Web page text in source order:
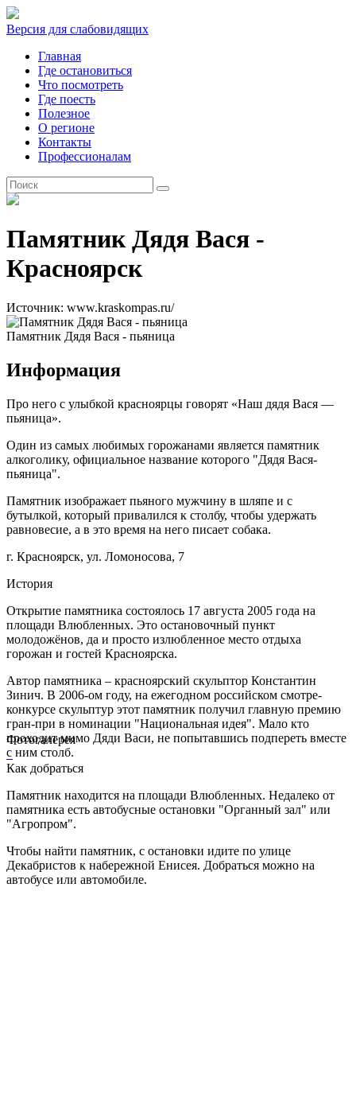
Версия для слабовидящих
Главная
Где остановиться
Что посмотреть
Где поесть
Полезное
О регионе
Контакты
Профессионалам
Памятник Дядя Вася -
Красноярск
Источник: www.kraskompas.ru/
Памятник Дядя Вася - пьяница
Информация
Про него с улыбкой красноярцы говорят «Наш дядя Вася —
пьяница».
Один из самых любимых горожанами является памятник
алкоголику, официальное название которого "Дядя Вася-
пьяница".
Памятник изображает пьяного мужчину в шляпе и с
бутылкой, который привалился к столбу, чтобы удержать
равновесие, а в это время на него писает собака.
г. Красноярск, ул. Ломоносова, 7
История
Открытие памятника состоялось 17 августа 2005 года на
площади Влюбленных. Это остановочный пункт
молодожёнов, да и просто излюбленное место отдыха
горожан и гостей Красноярска.
Автор памятника – красноярский скульптор Константин
Зинич. В 2006-ом году, на ежегодном российском смотре-
конкурсе скульптур этот памятник получил главную премию
гран-при в номинации "Национальная идея". Мало кто
проходит мимо Дяди Васи, не попытавшись подпереть вместе
с ним столб.
Фотогалерея
Как добраться
Памятник находится на площади Влюбленных. Недалеко от
памятника есть автобусные остановки "Органный зал" или
"Агропром".
Чтобы найти памятник, с остановки идите по улице
Декабристов к набережной Енисея. Добраться можно на
автобусе или автомобиле.